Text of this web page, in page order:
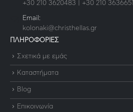
+30 210 3620483 | +30 210 3636651
Email:
kolonaki@christhellas.gr
ΠΛΗΡΟΦΟΡΙΕΣ
Σχετικά με εμάς
Καταστήματα
Blog
Επικοινωνία